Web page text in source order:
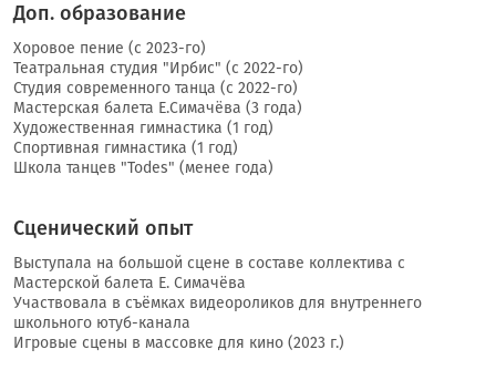
Доп. образование
Хоровое пение (с 2023-го)
Театральная студия "Ирбис" (с 2022-го)
Студия современного танца (с 2022-го)
Мастерская балета Е.Симачёва (3 года)
Художественная гимнастика (1 год)
Спортивная гимнастика (1 год)
Школа танцев "Todes" (менее года)
Сценический опыт
Выступала на большой сцене в составе коллектива с
Мастерской балета Е. Симачёва
Участвовала в съёмках видеороликов для внутреннего
школьного ютуб-канала
Игровые сцены в массовке для кино (2023 г.)